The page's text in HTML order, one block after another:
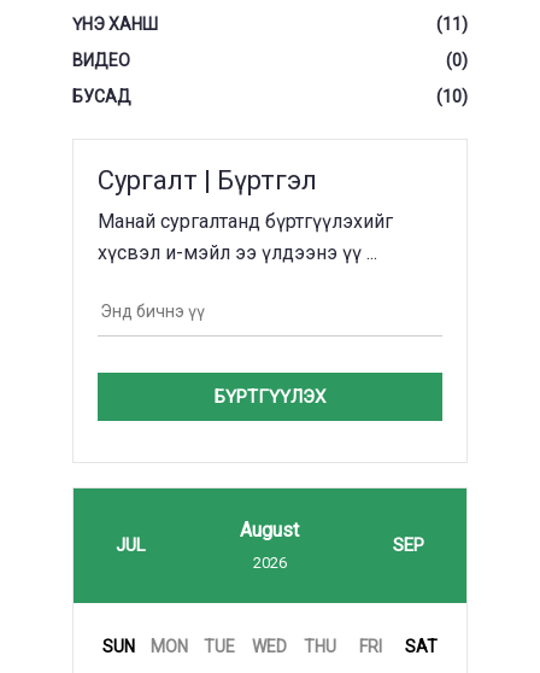
ҮНЭ ХАНШ
(11)
ВИДЕО
(0)
БУСАД
(10)
Сургалт | Бүртгэл
Манай сургалтанд бүртгүүлэхийг
хүсвэл и-мэйл ээ үлдээнэ үү ...
БҮРТГҮҮЛЭХ
JUL
August
2026
SEP
SUN MON TUE WED THU FRI SAT